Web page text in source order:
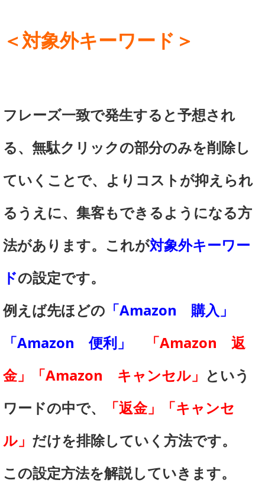
＜対象外キーワード＞
フレーズ一致で発生すると予想され
る、無駄クリックの部分のみを削除し
ていくことで、よりコストが抑えられ
るうえに、集客もできるようになる方
法があります。 これが対象外キーワー
ドの設定です。
例えば先ほどの 「Amazon 購入」
「Amazon 便利」
「Amazon 返
金」「Amazon キャンセル」 という
ワードの中で、
「返金」「キャンセ
ル」 だけを排除していく方法です。
この設定方法を解説していきます。